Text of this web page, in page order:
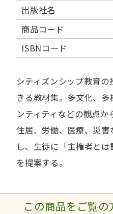
出版社名
商品コード
ISBNコード
シティズンシップ教育
きる教材集。多文化、
ンティティなどの観点か
住居、労働、医療、災
し、生徒に「主権者と
を提案する。
この商品をご覧